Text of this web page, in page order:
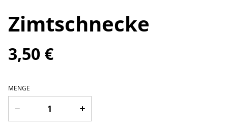
Zimtschnecke
3,50 €
MENGE